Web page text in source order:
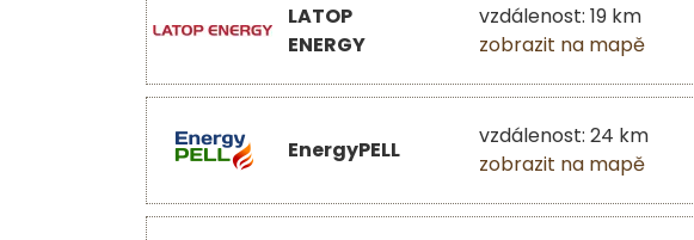
LATOP
ENERGY
vzdálenost: 19 km
zobrazit na mapě
EnergyPELL
vzdálenost: 24 km
zobrazit na mapě